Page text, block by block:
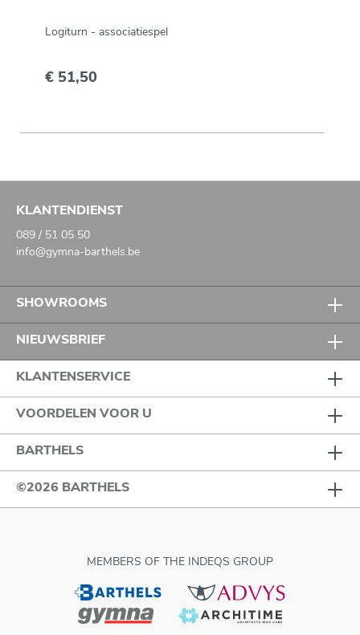
Logiturn - associatiespel
€ 51,50
KLANTENDIENST
089 / 51 05 50
info@gymna-barthels.be
SHOWROOMS
NIEUWSBRIEF
KLANTENSERVICE
VOORDELEN VOOR U
BARTHELS
©2026 BARTHELS
MEMBERS OF THE INDEQS GROUP